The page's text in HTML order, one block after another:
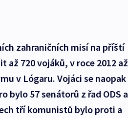
zahraničních misí na příští
720 vojáků, v roce 2012 až
v Lógaru. Vojáci se naopak
bylo 57 senátorů z řad ODS a
tří komunistů bylo proti a